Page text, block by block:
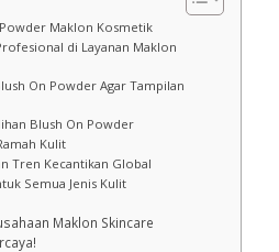
Maklon Kosmetik
di Layanan Maklon
On Powder Agar Tampilan
Blush On Powder
Kulit
Tren Kecantikan Global
Semua Jenis Kulit
Maklon Skincare